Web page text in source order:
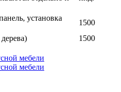
установка
1500
1500